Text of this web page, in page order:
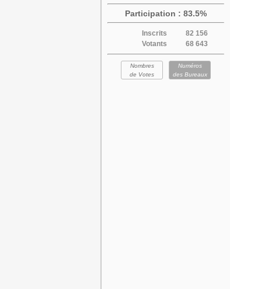
Participation : 83.5%
Inscrits
82 156
Votants
68 643
Nombres
de Votes
Numéros
des Bureaux